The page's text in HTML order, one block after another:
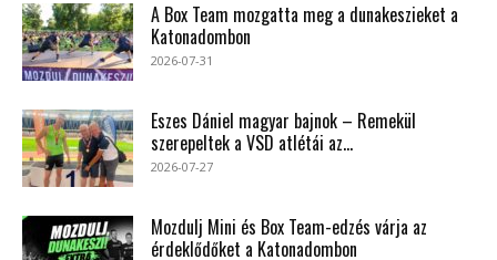
A Box Team mozgatta meg a dunakeszieket a
Katonadombon
2026-07-31
Eszes Dániel magyar bajnok – Remekül
szerepeltek a VSD atlétái az...
2026-07-27
Mozdulj Mini és Box Team-edzés várja az
érdeklődőket a Katonadombon